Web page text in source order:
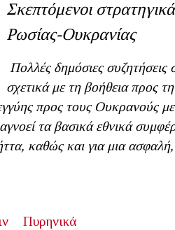
Σκεπτόμενοι
Ρωσίας-Ουκρανίας
Πολλές δημόσιες
σχετικά με τη βοήθεια προς
προς τους Ουκρανούς με
τα βασικά εθνικά
καθώς και για μια ασφαλή,
Πυρηνικά